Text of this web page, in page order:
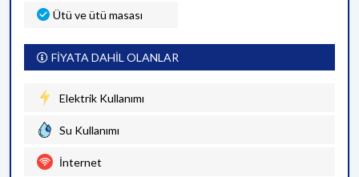
Ütü ve ütü masası
FİYATA DAHİL OLANLAR
Elektrik Kullanımı
Su Kullanımı
İnternet